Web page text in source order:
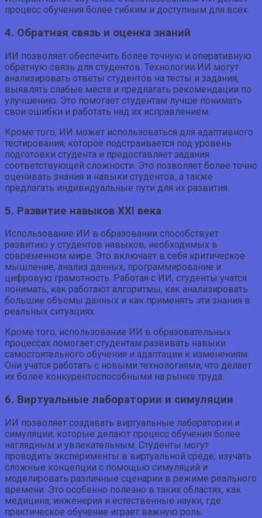
процесс обучения более гибким и доступным для всех.
4. Обратная связь и оценка знаний
ИИ позволяет обеспечить более точную и оперативную
обратную связь для студентов. Технологии ИИ могут
анализировать ответы студентов на тесты и задания,
выявлять слабые места и предлагать рекомендации по
улучшению. Это помогает студентам лучше понимать
свои ошибки и работать над их исправлением.
Кроме того, ИИ может использоваться для адаптивного
тестирования, которое подстраивается под уровень
подготовки студента и предоставляет задания
соответствующей сложности. Это позволяет более точно
оценивать знания и навыки студентов, а также
предлагать индивидуальные пути для их развития.
5. Развитие навыков XXI века
Использование ИИ в образовании способствует
развитию у студентов навыков, необходимых в
современном мире. Это включает в себя критическое
мышление, анализ данных, программирование и
цифровую грамотность. Работая с ИИ, студенты учатся
понимать, как работают алгоритмы, как анализировать
большие объемы данных и как применять эти знания в
реальных ситуациях.
Кроме того, использование ИИ в образовательных
процессах помогает студентам развивать навыки
самостоятельного обучения и адаптации к изменениям.
Они учатся работать с новыми технологиями, что делает
их более конкурентоспособными на рынке труда.
6. Виртуальные лаборатории и симуляции
ИИ позволяет создавать виртуальные лаборатории и
симуляции, которые делают процесс обучения более
наглядным и увлекательным. Студенты могут
проводить эксперименты в виртуальной среде, изучать
сложные концепции с помощью симуляций и
моделировать различные сценарии в режиме реального
времени. Это особенно полезно в таких областях, как
медицина, инженерия и естественные науки, где
практическое обучение играет важную роль.